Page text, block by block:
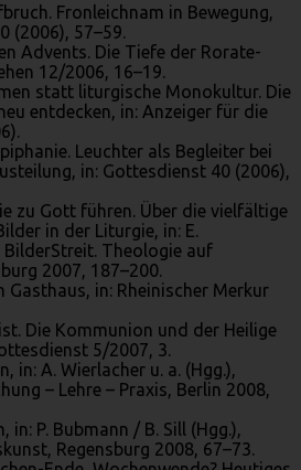
Fronleichnam in Bewegung,
(2006), 57–59.
Advents. Die Tiefe der Rorate-
12/2006, 16–19.
statt liturgische Monokultur. Die
entdecken, in: Anzeiger für die
Leuchter als Begleiter bei
in: Gottesdienst 40 (2006),
zu Gott führen. Über die vielfältige
in der Liturgie, in: E.
BilderStreit. Theologie auf
2007, 187–200.
Gasthaus, in: Rheinischer Merkur
Die Kommunion und der Heilige
5/2007, 3.
in: A. Wierlacher u. a. (Hgg.),
– Lehre – Praxis, Berlin 2008,
in: P. Bubmann / B. Sill (Hgg.),
Regensburg 2008, 67–73.